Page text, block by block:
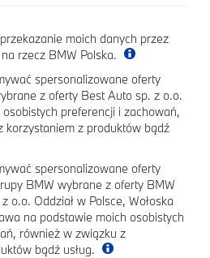
moich danych przez
rzecz BMW Polska.
spersonalizowane oferty
z oferty Best Auto sp. z o.o.
preferencji i zachowań,
korzystaniem z produktów bądź
spersonalizowane oferty
BMW wybrane z oferty BMW
o.o. Oddział w Polsce, Wołoska
na podstawie moich osobistych
również w związku z
bądź usług.